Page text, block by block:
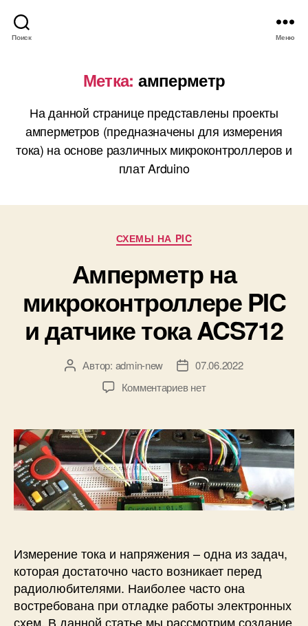
Поиск Меню
Метка: амперметр
На данной странице представлены проекты
амперметров (предназначены для измерения
тока) на основе различных микроконтроллеров и
плат Arduino
Р
у
б
р
и
к
и
СХЕМЫ НА PIC
Амперметр на
микроконтроллере PIC
и датчике тока ACS712
А
р
з
а
п
и
с
Автор: admin-new
Д
т
з
а
п
и
с
и
07.06.2022
Комментариевк
п
и
с
и
А
м
р
м
е
т
р
нет
Измерение тока и напряжения – одна из задач,
которая достаточно часто возникает перед
радиолюбителями. Наиболее часто она
востребована при отладке работы электронных
схем. В данной статье мы рассмотрим создание